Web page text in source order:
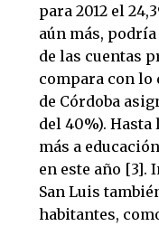
para 2012 el
aún más,
de las cuentas
compara con lo
de Córdoba
del 40%).
más a
en este año
San Luis
habitantes,